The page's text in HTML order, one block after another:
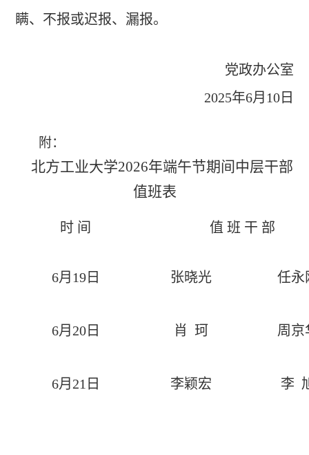
瞒、不报或迟报、漏报。
党政办公室
2025年6月 10日
附：
北方工业大学2026年端午节期间中层干部
值班表
时 间 值 班 干 部
6月 19日 张晓光 任永
6月 20日 肖 珂 周京
6月 21 日 李颖宏 李